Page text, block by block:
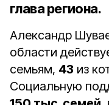
глава региона.
Александр
области
семьям, 43 из
Социальную